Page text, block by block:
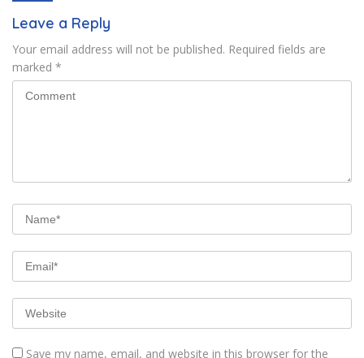
Leave a Reply
Your email address will not be published. Required fields are
marked *
Save my name, email, and website in this browser for the